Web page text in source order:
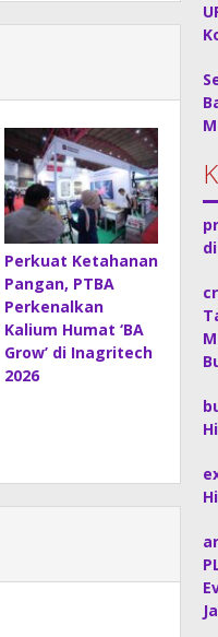
Perkuat Ketahanan
Pangan, PTBA
Perkenalkan
Kalium Humat ‘BA
Grow’ di Inagritech
2026